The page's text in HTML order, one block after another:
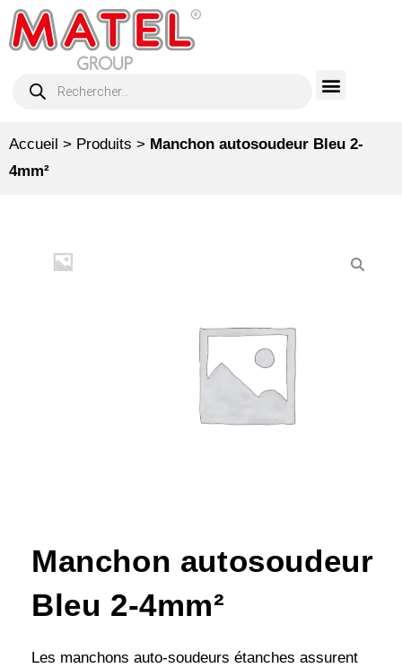
Accueil > Produits > Manchon autosoudeur Bleu 2-
4mm²
Manchon autosoudeur
Bleu 2-4mm²
Les manchons auto-soudeurs étanches assurent